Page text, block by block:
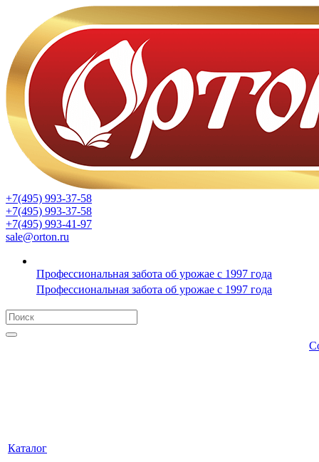
+7(495) 993-37-58
+7(495) 993-37-58
+7(495) 993-41-97
sale@orton.ru
Профессиональная забота об урожае с 1997 года
Профессиональная забота об урожае с 1997 года
Каталог